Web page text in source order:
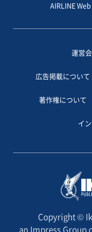
AIRLINE Web
運営
広告掲載について
著作権について
イ
Copyright ©